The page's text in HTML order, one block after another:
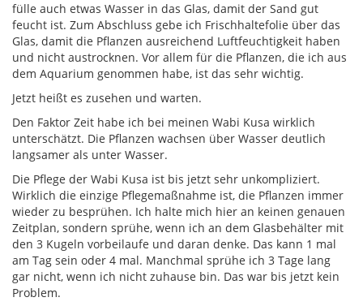
fülle auch etwas Wasser in das Glas, damit der Sand gut
feucht ist. Zum Abschluss gebe ich Frischhaltefolie über das
Glas, damit die Pflanzen ausreichend Luftfeuchtigkeit haben
und nicht austrocknen. Vor allem für die Pflanzen, die ich aus
dem Aquarium genommen habe, ist das sehr wichtig.
Jetzt heißt es zusehen und warten.
Den Faktor Zeit habe ich bei meinen Wabi Kusa wirklich
unterschätzt. Die Pflanzen wachsen über Wasser deutlich
langsamer als unter Wasser.
Die Pflege der Wabi Kusa ist bis jetzt sehr unkompliziert.
Wirklich die einzige Pflegemaßnahme ist, die Pflanzen immer
wieder zu besprühen. Ich halte mich hier an keinen genauen
Zeitplan, sondern sprühe, wenn ich an dem Glasbehälter mit
den 3 Kugeln vorbeilaufe und daran denke. Das kann 1 mal
am Tag sein oder 4 mal. Manchmal sprühe ich 3 Tage lang
gar nicht, wenn ich nicht zuhause bin. Das war bis jetzt kein
Problem.